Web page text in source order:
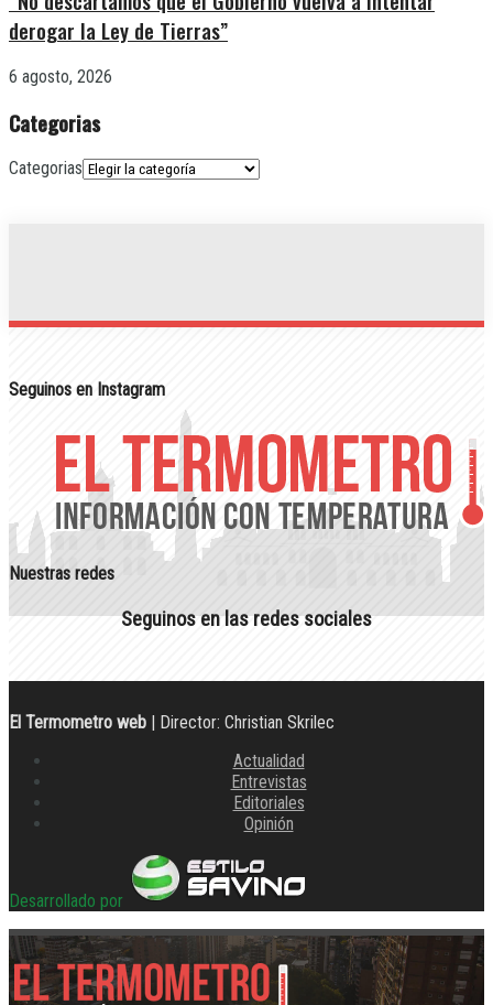
derogar la Ley de Tierras”
6 agosto, 2026
Categorias
Categorias
Seguinos en Instagram
Nuestras redes
Seguinos en las redes sociales
El Termometro web | Director: Christian Skrilec
Actualidad
Entrevistas
Editoriales
Opinión
Desarrollado por